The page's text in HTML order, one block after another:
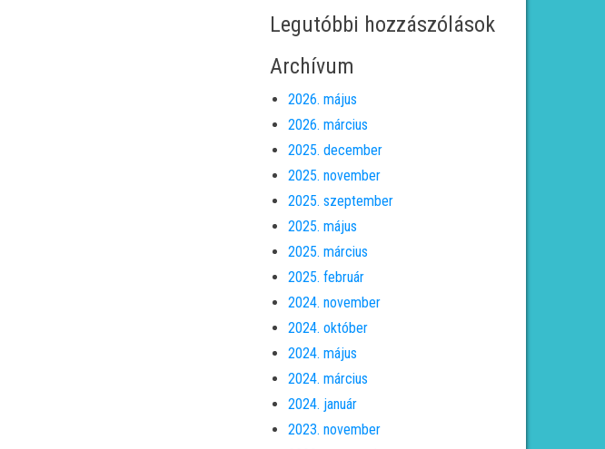
Legutóbbi hozzászólások
Archívum
2026. május
2026. március
2025. december
2025. november
2025. szeptember
2025. május
2025. március
2025. február
2024. november
2024. október
2024. május
2024. március
2024. január
2023. november